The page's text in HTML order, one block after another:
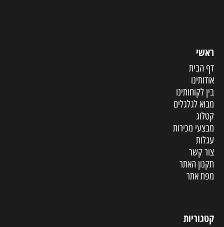
ראשי
דף הבית
אודותינו
בין לקוחותינו
מבוא לגלגלים
קטלוג
מבצעי מכירות
עגלות
צור קשר
תקנון האתר
מפת אתר
קטגוריות